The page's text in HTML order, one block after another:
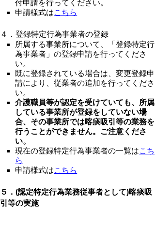
付申請を行ってください。
申請様式はこちら
４．登録特定行為事業者の登録
所属する事業所について、「登録特定行
為事業者」の登録申請を行ってくださ
い。
既に登録されている場合は、変更登録申
請により、従業者の追加を行ってくださ
い。
介護職員等が認定を受けていても、所属
している事業所が登録をしていない場
合、その事業所では喀痰吸引等の業務を
行うことができません。ご注意くださ
い。
現在の登録特定行為事業者の一覧はこち
ら
申請様式はこちら
５．(認定特定行為業務従事者として)喀痰吸
引等の実施